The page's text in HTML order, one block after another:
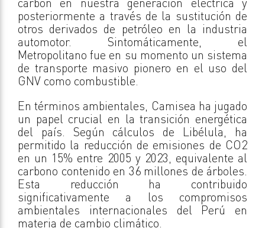
posteriormente a través de la sustitución de
otros derivados de petróleo en la industria
automotor. Sintomáticamente, el
Metropolitano fue en su momento un sistema
de transporte masivo pionero en el uso del
GNV como combustible.
En términos ambientales, Camisea ha jugado
un papel crucial en la transición energética
del país. Según cálculos de Libélula, ha
permitido la reducción de emisiones de CO2
en un 15% entre 2005 y 2023, equivalente al
carbono contenido en 36 millones de árboles.
Esta reducción ha contribuido
significativamente a los compromisos
ambientales internacionales del Perú en
materia de cambio climático.